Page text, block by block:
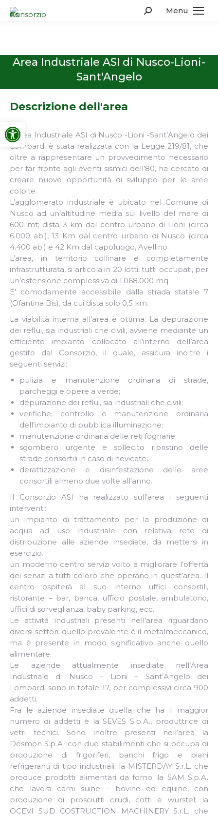
Apri la barra degli strumenti
Menu
Search:
Area Industriale ASI di Nusco-Lioni-
Sant'Angelo
Descrizione dell'area
L’area Industriale ASI di Nusco -Lioni -Sant’Angelo dei
Lombardi è stata realizzata con la Legge 219/81, che
oltre a rappresentare un provvedimento necessario
per far fronte agli eventi sismici dell’80, ha cercato di
creare nuove opportunità di sviluppo per le aree
colpite.
L’agglomerato industriale è ubicato nel Comune di
Nusco ad un’altitudine media sul livello del mare di
600 mt; dista 3 km dal centro urbano di Lioni (circa
6.000 ab.), 13 Km dal centro urbano di Nusco (circa
4.400 ab.) e 42 Km dal capoluogo, Avellino.
L’area, in territorio collinare e completamente
infrastrutturata, si articola in 20 lotti, tutti occupati, per
un’estensione complessiva di 1.068.000 mq.
E’ comodamente accessibile dalla strada statale 7
(Ofantina Bis), da cui dista solo 0,5 km.
La viabilità interna all’area è ottima. La depurazione
dei reflui, sia industriali che civili, avviene mediante un
efficiente impianto collocato all’interno dell’area
gestito dal Consorzio, il quale, assicura inoltre i
seguenti servizi:
pulizia e manutenzione ordinaria di strade,
parcheggi e opere a verde;
depurazione dei reflui, sia industriali che civili;
verifiche, controllo e manutenzione ordinaria
dell’impianto di pubblica illuminazione;
manutenzione ordinaria delle reti fognarie;
sgombero urgente e sollecito ripristino delle
strade consortili in caso di nevicate;
derattizzazione e disinfestazione delle aree
consortili almeno due volte all’anno.
Il Consorzio ASI ha realizzato sull’area i seguenti
interventi:
un impianto di trattamento per la produzione di
acqua ad uso industriale con relativa rete di
distribuzione alle aziende insediate, da mettersi in
esercizio.
un moderno centro servizi volto a migliorare l’offerta
dei servizi a tutti coloro che operano in quest’area. Il
centro ospiterà al suo interno uffici consortili,
ristorante – bar, banca, ufficio postale, ambulatorio,
uffici di sorveglianza, baby parking, ecc.
Le attività industriali presenti nell’area riguardano
diversi settori; quello prevalente è il metalmeccanico,
ma è presente in modo significativo anche quello
alimentare.
Le aziende attualmente insediate nell’Area
Industriale di Nusco – Lioni – Sant’Angelo dei
Lombardi sono in totale 17, per complessivi circa 900
addetti.
Fra le aziende insediate quella che ha il maggior
numero di addetti è la SEVES S.p.A., produttrice di
vetri tecnici. Sono inoltre presenti nell’area la
Desmon S.p.A. con due stabilimenti che si occupa di
produzione di frigoriferi, banchi frigo e piani
refrigeranti di tipo industriali; la MISTERDAY S.r.L. che
produce prodotti alimentari da forno; la SAM S.p.A.
che lavora carni suine – bovine ed equine, con
produzione di prosciutti crudi, cotti e wurstel; la
OCEVI SUD COSTRUCTION MACHINERY S.r.L. che